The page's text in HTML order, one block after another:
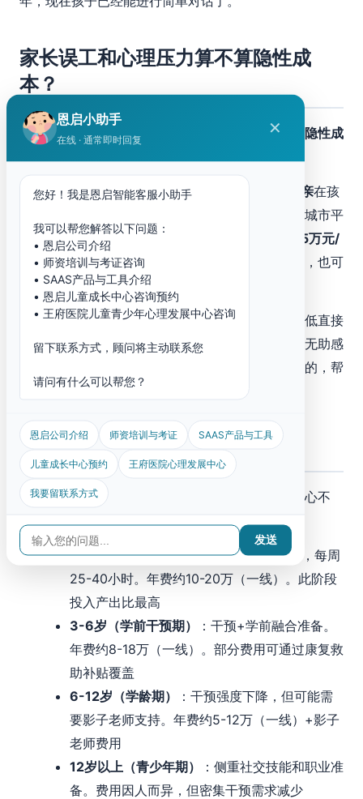
家长误工和心理压力算不算隐性成
本？
除了直接费用，孤独症康复还有一类容易被忽视的 隐性成
恩启2024年家庭调研数据显示： 78%的孤独症母亲在孩
子确诊后减少了工作时间或完全离职陪读。按一线城市平
均薪资计算，一方家长减少收入的机会成本约
8-15万元/
。此外，长期陪读带来的焦虑、抑郁等心理问题，也可
能产生额外的心理咨询费用（每次300-800元）。
这也是为什么家庭干预越来越受重视——它不仅降低直接
费用，还能让家长在参与过程中获得掌控感，减少无助感
就是为此设计的，帮
助家长掌握科学的干预方法。
不同年龄段康复费用怎么变化？
孤独症康复是一个
，不同年龄段的费用重心不
同：
0-3岁（早期干预期）：以密集干预为主，每周
25-40小时。年费约10-20万（一线）。此阶段
投入产出比最高
3-6岁（学前干预期）
：干预+学前融合准备。
年费约8-18万（一线）。部分费用可通过康复救
助补贴覆盖
6-12岁（学龄期）
：干预强度下降，但可能需
要影子老师支持。年费约5-12万（一线）+影子
老师费用
12岁以上（青少年期）
：侧重社交技能和职业准
备。费用因人而异，但密集干预需求减少
恩启小助手
在线 · 通常即时回复
✕
您好！我是恩启智能客服小助手
我可以帮您解答以下问题：
• 恩启公司介绍
• 师资培训与考证咨询
• SAAS产品与工具介绍
• 恩启儿童成长中心咨询预约
• 王府医院儿童青少年心理发展中心咨询
留下联系方式，顾问将主动联系您
请问有什么可以帮您？
恩启公司介绍 师资培训与考证 SAAS产品与工具
儿童成长中心预约 王府医院心理发展中心
我要留联系方式
发送